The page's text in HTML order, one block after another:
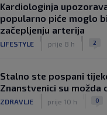
Kardiologinja
popularno piće moglo
začepljenju arterija
LIFESTYLE prije 8 h 2
Stalno ste pospani
Znanstvenici su možda
ZDRAVLJE prije 10 h 0